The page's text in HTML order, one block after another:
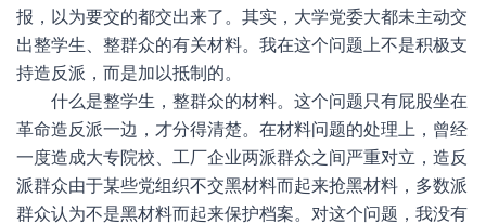
报，以为要交的都交出来了。其实，大学党委大都未主动交
出整学生、整群众的有关材料。我在这个问题上不是积极支
持造反派，而是加以抵制的。
什么是整学生，整群众的材料。这个问题只有屁股坐在
革命造反派一边，才分得清楚。在材料问题的处理上，曾经
一度造成大专院校、工厂企业两派群众之间严重对立，造反
派群众由于某些党组织不交黑材料而起来抢黑材料，多数派
群众认为不是黑材料而起来保护档案。对这个问题，我没有